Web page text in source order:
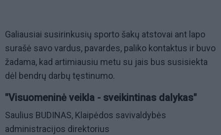
Galiausiai susirinkusių sporto šakų atstovai ant lapo
surašė savo vardus, pavardes, paliko kontaktus ir buvo
žadama, kad artimiausiu metu su jais bus susisiekta
dėl bendrų darbų tęstinumo.
"Visuomeninė veikla - sveikintinas dalykas"
Saulius BUDINAS, Klaipėdos savivaldybės
administracijos direktorius